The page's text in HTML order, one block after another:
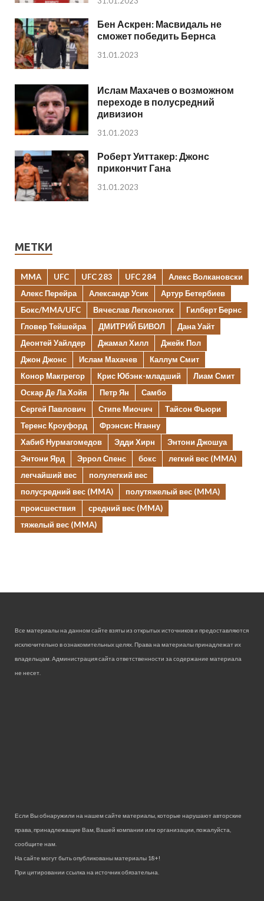
Бен Аскрен: Масвидаль не
сможет победить Бернса
31.01.2023
Ислам Махачев о возможном
переходе в полусредний
дивизион
31.01.2023
Роберт Уиттакер: Джонс
прикончит Гана
31.01.2023
МЕТКИ
MMA UFC UFC 283 UFC 284
Алекс Волкановски
Алекс Перейра
Александр Усик
Артур Бетербиев
Бокс/MMA/UFC
Вячеслав Легконогих
Гилберт Бернс
Гловер Тейшейра
ДМИТРИЙ БИВОЛ
Дана Уайт
Деонтей Уайлдер
Джамал Хилл
Джейк Пол
Джон Джонс
Ислам Махачев
Каллум Смит
Конор Макгрегор
Крис Юбэнк-младший
Лиам Смит
Оскар Де Ла Хойя
Петр Ян
Самбо
Сергей Павлович
Стипе Миочич
Тайсон Фьюри
Теренс Кроуфорд
Фрэнсис Нганну
Хабиб Нурмагомедов
Эдди Хирн
Энтони Джошуа
Энтони Ярд
Эррол Спенс бокс
легкий вес (MMA)
легчайший вес
полулегкий вес
полусредний вес (MMA)
полутяжелый вес (MMA)
происшествия
средний вес (MMA)
тяжелый вес (MMA)
Все материалы на данном сайте взяты из открытых источников и предоставляются
исключительно в ознакомительных целях. Права на материалы принадлежат их
владельцам. Администрация сайта ответственности за содержание материала
не несет.
Если Вы обнаружили на нашем сайте материалы, которые нарушают авторские
права, принадлежащие Вам, Вашей компании или организации, пожалуйста,
сообщите нам.
На сайте могут быть опубликованы материалы 18+!
При цитировании ссылка на источник обязательна.